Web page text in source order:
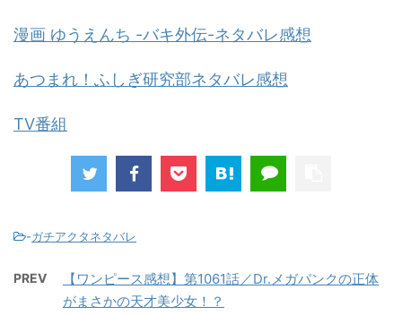
漫画 ゆうえんち -バキ外伝-ネタバレ感想
あつまれ！ふしぎ研究部ネタバレ感想
TV番組
-ガチアクタネタバレ
PREV
【ワンピース感想】第1061話／Dr.メガパンクの正体
がまさかの天才美少女！？